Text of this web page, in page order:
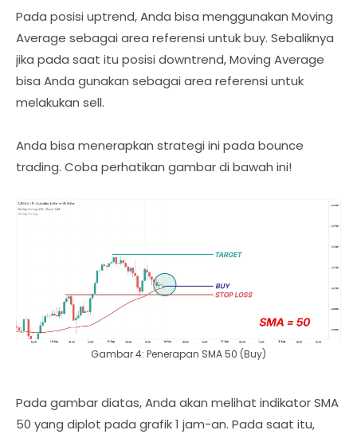
Pada posisi uptrend, Anda bisa menggunakan Moving
Average sebagai area referensi untuk buy. Sebaliknya
jika pada saat itu posisi downtrend, Moving Average
bisa Anda gunakan sebagai area referensi untuk
melakukan sell.
Anda bisa menerapkan strategi ini pada bounce
trading. Coba perhatikan gambar di bawah ini!
Gambar 4: Penerapan SMA 50 (Buy)
Pada gambar diatas, Anda akan melihat indikator SMA
50 yang diplot pada grafik 1 jam-an. Pada saat itu,